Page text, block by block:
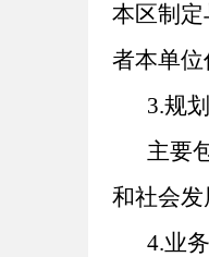
本区制
者本单
3.规
主要
和社会
4.业